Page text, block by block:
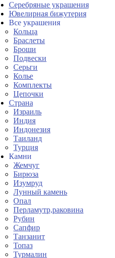
Серебряные украшения
Ювелирная бижутерия
Все украшения
Кольца
Браслеты
Броши
Подвески
Серьги
Колье
Комплекты
Цепочки
Страна
Израиль
Индия
Индонезия
Таиланд
Турция
Камни
Жемчуг
Бирюза
Изумруд
Лунный камень
Опал
Перламутр,раковина
Рубин
Сапфир
Танзанит
Топаз
Турмалин